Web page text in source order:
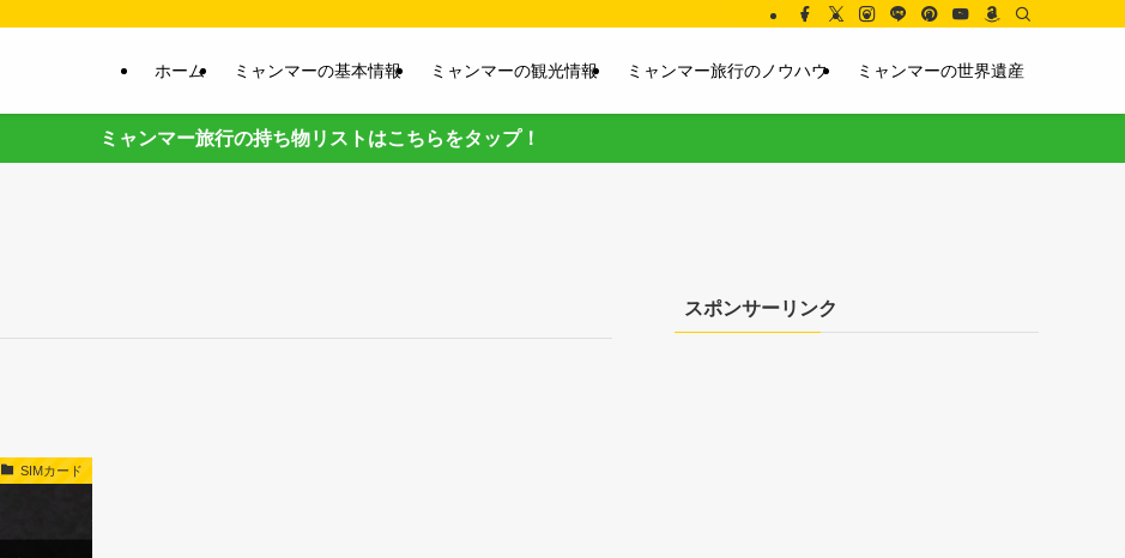
ホーム ミャンマーの基本情報 ミャンマーの観光情報 ミャンマー旅行のノウハウ ミャンマーの世界遺産
ミャンマー旅行の持ち物リストはこちらをタップ！
SIMカード
スポンサーリンク